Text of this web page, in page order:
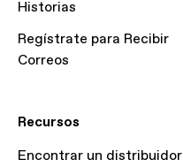
Historias
Regístrate para Recibir
Correos
Recursos
Encontrar un distribuidor